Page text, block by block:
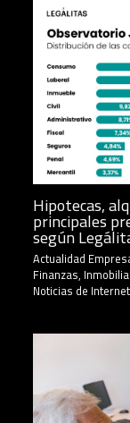
Hipotecas,
principales
según
Actualidad
Finanzas,
Noticias de Internet